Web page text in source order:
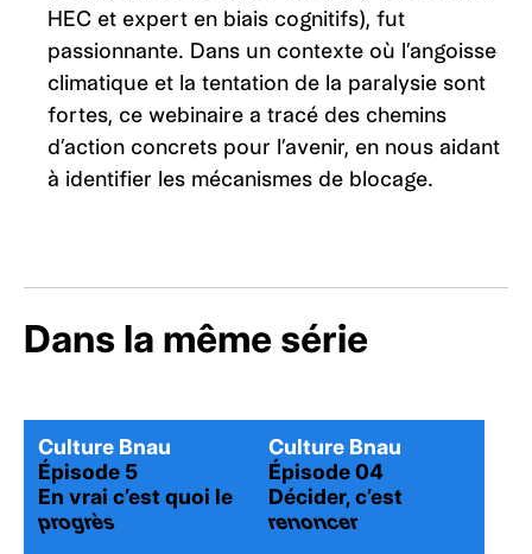
HEC et expert en biais cognitifs), fut
passionnante. Dans un contexte où l’angoisse
climatique et la tentation de la paralysie sont
fortes, ce webinaire a tracé des chemins
d’action concrets pour l’avenir, en nous aidant
à identifier les mécanismes de blocage.
Dans la même série
Culture Bnau
Épisode 5
En vrai c’est quoi le
progrès
Culture Bnau
Épisode 04
Décider, c’est
renoncer